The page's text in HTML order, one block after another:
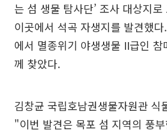
는 섬 생물 탐사단’ 조사 대상지
이곳에서 석곡 자생지를 발견했
에서 멸종위기 야생생물 II급인
께 찾았다.
김창균 국립호남권생물자원관 식
"이번 발견은 목포 섬 지역의 풍